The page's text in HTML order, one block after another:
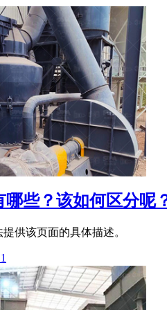
哪些？该如何区分呢
供该页面的具体描述。